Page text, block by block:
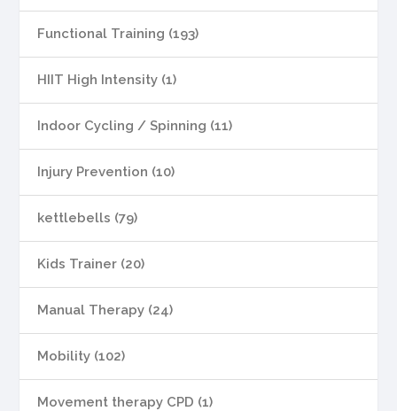
Functional Training (193)
HIIT High Intensity (1)
Indoor Cycling / Spinning (11)
Injury Prevention (10)
kettlebells (79)
Kids Trainer (20)
Manual Therapy (24)
Mobility (102)
Movement therapy CPD (1)